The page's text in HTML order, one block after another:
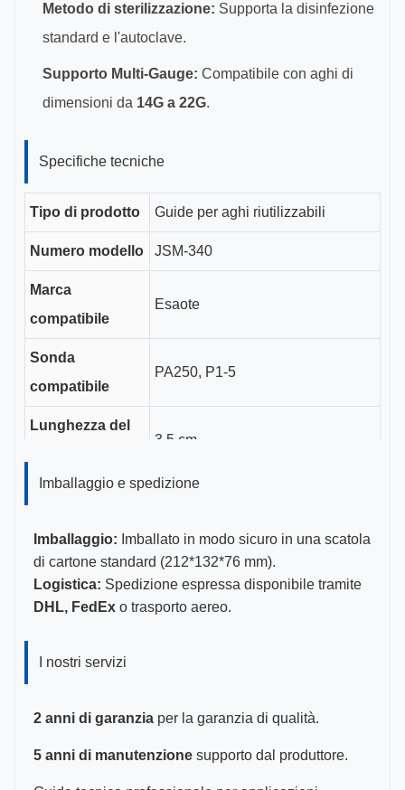
Metodo di sterilizzazione: Supporta la disinfezione
standard e l'autoclave.
Supporto Multi-Gauge: Compatibile con aghi di
dimensioni da 14G a 22G.
Specifiche tecniche
Tipo di prodotto Guide per aghi riutilizzabili
Numero modello JSM-340
Marca
compatibile
Esaote
Sonda
compatibile
PA250, P1-5
Lunghezza del
3,5 cm
Dimensioni
Certificazioni CE, ISO 13485, certificato FDA
Imballaggio e spedizione
Imballaggio: Imballato in modo sicuro in una scatola
di cartone standard (212*132*76 mm).
Logistica: Spedizione espressa disponibile tramite
DHL, FedEx o trasporto aereo.
I nostri servizi
2 anni di garanzia per la garanzia di qualità.
5 anni di manutenzione supporto dal produttore.